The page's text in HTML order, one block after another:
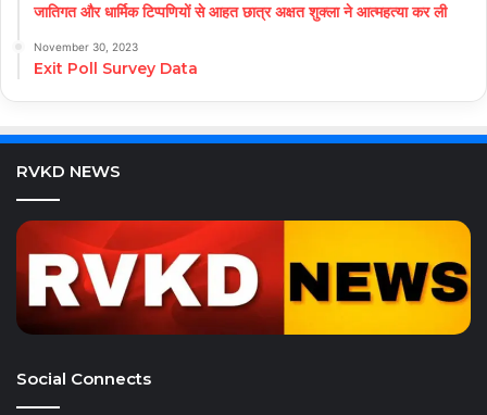
जातिगत और धार्मिक टिप्पणियों से आहत छात्र अक्षत शुक्ला ने आत्महत्या कर ली
November 30, 2023
Exit Poll Survey Data
RVKD NEWS
Social Connects